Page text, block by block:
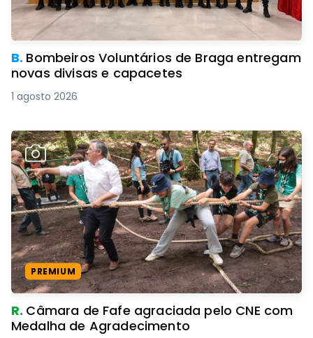
B. Bombeiros Voluntários de Braga entregam
novas divisas e capacetes
1 agosto 2026
PREMIUM
R. Câmara de Fafe agraciada pelo CNE com
Medalha de Agradecimento